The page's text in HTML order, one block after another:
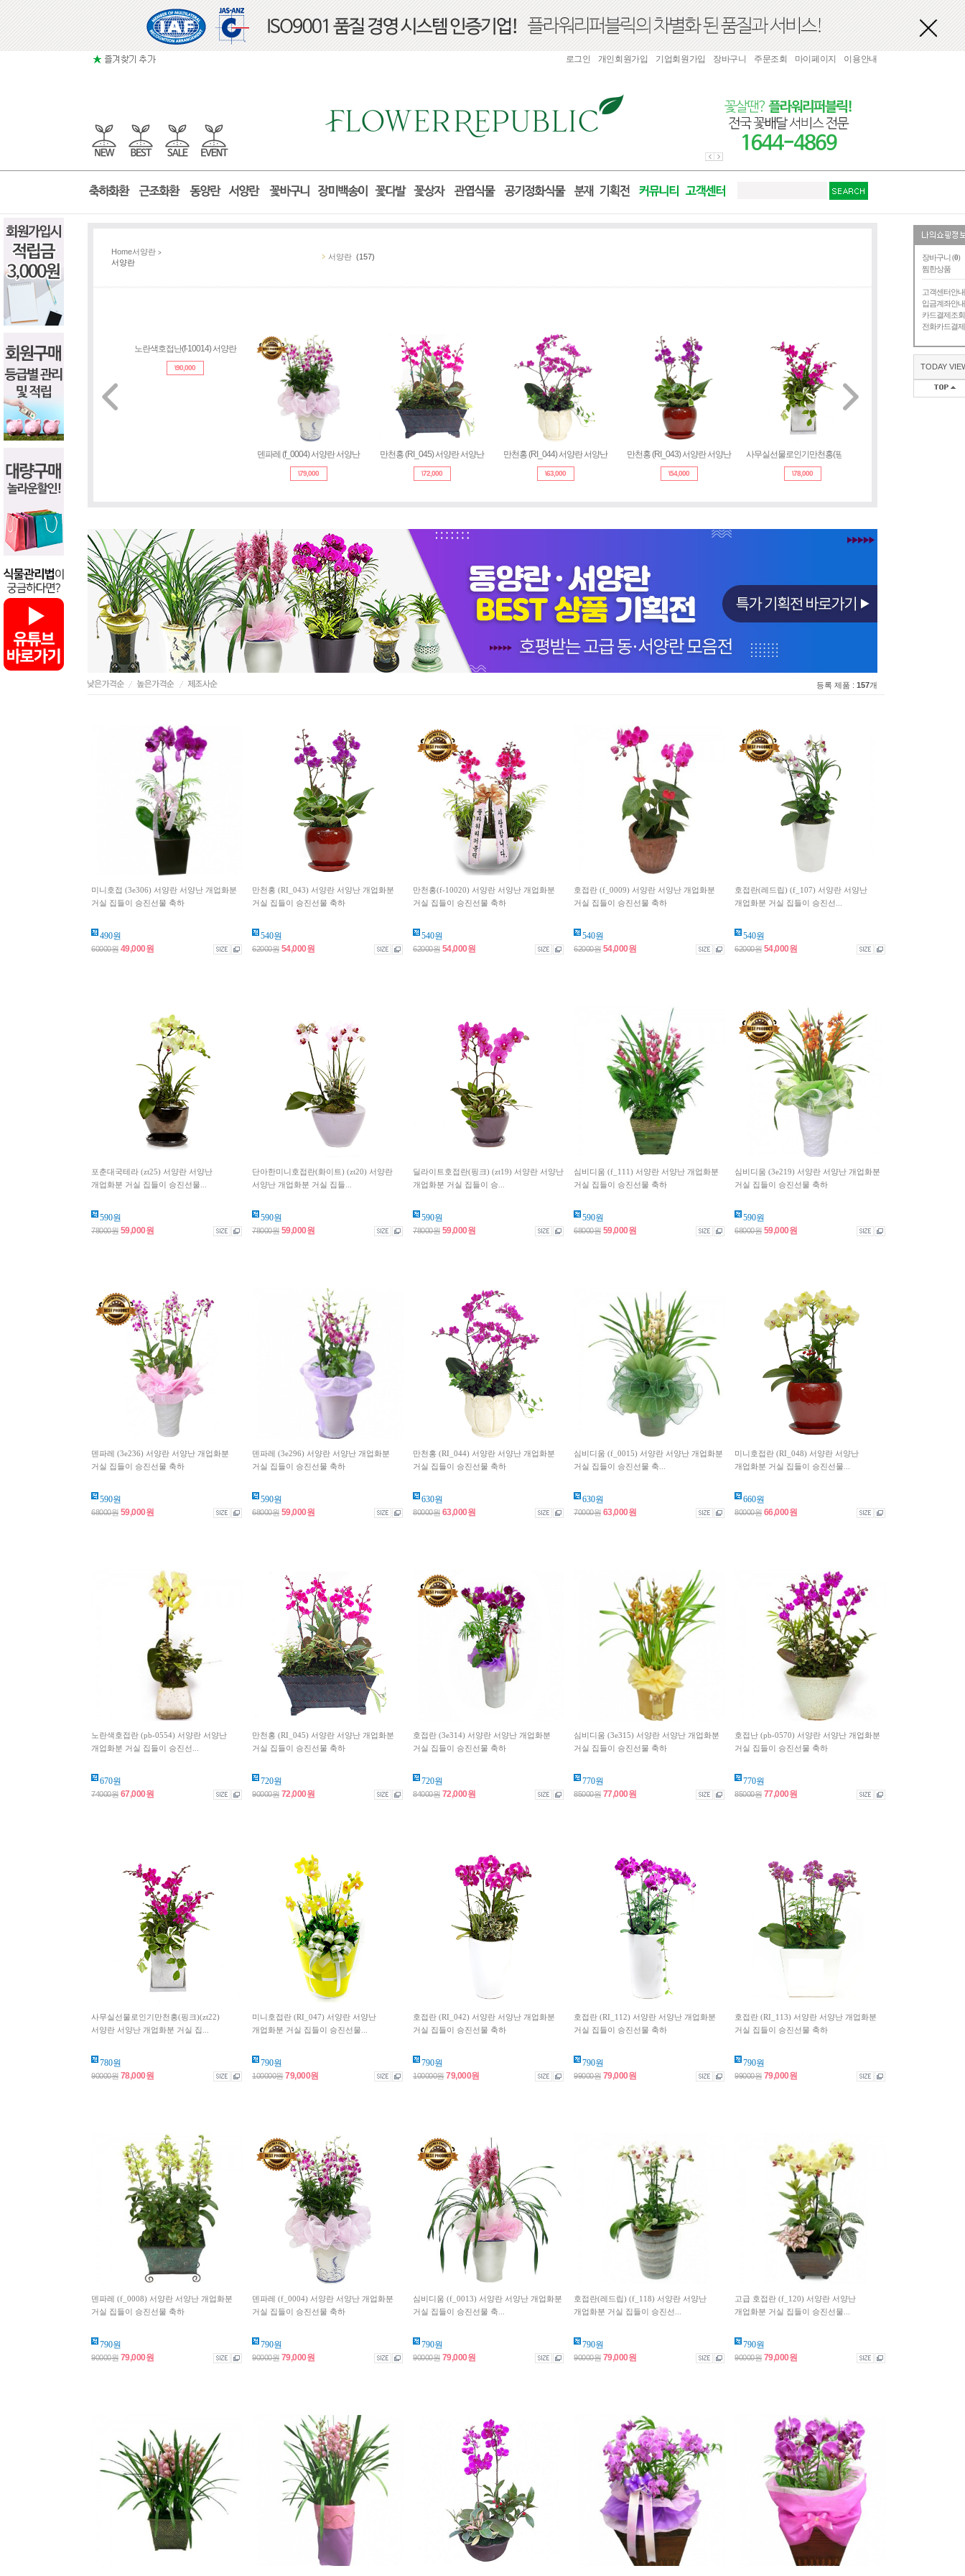
장바구니 (0)
찜한상품
고객센터안내
입금계좌안내
카드결제조회
전화카드결제
TODAY
로그인 개인회원가입 기업회원가입 장바구니 주문조회 마이페이지 이용안내
Home >
서양란
서양란
서양란 (157)
덴파레 (f_0004) 서양란 서양난
\79,000
만천홍 (RI_045) 서양란 서양난
\72,000
만천홍 (RI_044) 서양란 서양난
\63,000
만천홍 (RI_043) 서양란 서양난
\54,000
사무실선물로인기만천홍(핑크)(z
\78,000
등록 제품 : 157개
미니호접 (3e306) 서양란 서양난 개업화분
거실 집들이 승진선물 축하
490원
60000원 49,000원
만천홍 (RI_043) 서양란 서양난 개업화분
거실 집들이 승진선물 축하
540원
62000원 54,000원
만천홍(f-10020) 서양란 서양난 개업화분
거실 집들이 승진선물 축하
540원
62000원 54,000원
호접란 (f_0009) 서양란 서양난 개업화분
거실 집들이 승진선물 축하
540원
62000원 54,000원
호접란(레드립) (f_107) 서양란 서양난
개업화분 거실 집들이 승진선...
540원
62000원 54,000원
포춘대국테라 (zt25) 서양란 서양난
개업화분 거실 집들이 승진선물...
590원
78000원 59,000원
단아한미니호접란(화이트) (zt20) 서양란
서양난 개업화분 거실 집들...
590원
78000원 59,000원
딜라이트호접란(핑크) (zt19) 서양란 서양난
개업화분 거실 집들이 승...
590원
78000원 59,000원
심비디움 (f_111) 서양란 서양난 개업화분
거실 집들이 승진선물 축하
590원
68000원 59,000원
심비디움 (3e219) 서양란 서양난 개업화분
거실 집들이 승진선물 축하
590원
68000원 59,000원
덴파레 (3e236) 서양란 서양난 개업화분
거실 집들이 승진선물 축하
590원
68000원 59,000원
덴파레 (3e296) 서양란 서양난 개업화분
거실 집들이 승진선물 축하
590원
68000원 59,000원
만천홍 (RI_044) 서양란 서양난 개업화분
거실 집들이 승진선물 축하
630원
80000원 63,000원
심비디움 (f_0015) 서양란 서양난 개업화분
거실 집들이 승진선물 축...
630원
70000원 63,000원
미니호접란 (RI_048) 서양란 서양난
개업화분 거실 집들이 승진선물...
660원
80000원 66,000원
노란색호접란 (pb-0554) 서양란 서양난
개업화분 거실 집들이 승진선...
670원
74000원 67,000원
만천홍 (RI_045) 서양란 서양난 개업화분
거실 집들이 승진선물 축하
720원
90000원 72,000원
호접란 (3e314) 서양란 서양난 개업화분
거실 집들이 승진선물 축하
720원
84000원 72,000원
심비디움 (3e315) 서양란 서양난 개업화분
거실 집들이 승진선물 축하
770원
85000원 77,000원
호접난 (pb-0570) 서양란 서양난 개업화분
거실 집들이 승진선물 축하
770원
85000원 77,000원
사무실선물로인기만천홍(핑크)(zt22)
서양란 서양난 개업화분 거실 집...
780원
90000원 78,000원
미니호접란 (RI_047) 서양란 서양난
개업화분 거실 집들이 승진선물...
790원
100000원79,000원
호접란 (RI_042) 서양란 서양난 개업화분
거실 집들이 승진선물 축하
790원
100000원79,000원
호접란 (RI_112) 서양란 서양난 개업화분
거실 집들이 승진선물 축하
790원
99000원 79,000원
호접란 (RI_113) 서양란 서양난 개업화분
거실 집들이 승진선물 축하
790원
99000원 79,000원
덴파레 (f_0008) 서양란 서양난 개업화분
거실 집들이 승진선물 축하
790원
90000원 79,000원
덴파레 (f_0004) 서양란 서양난 개업화분
거실 집들이 승진선물 축하
790원
90000원 79,000원
심비디움 (f_0013) 서양란 서양난 개업화분
거실 집들이 승진선물 축...
790원
90000원 79,000원
호접란(레드립) (f_118) 서양란 서양난
개업화분 거실 집들이 승진선...
790원
90000원 79,000원
고급 호접란 (f_120) 서양란 서양난
개업화분 거실 집들이 승진선물...
790원
90000원 79,000원